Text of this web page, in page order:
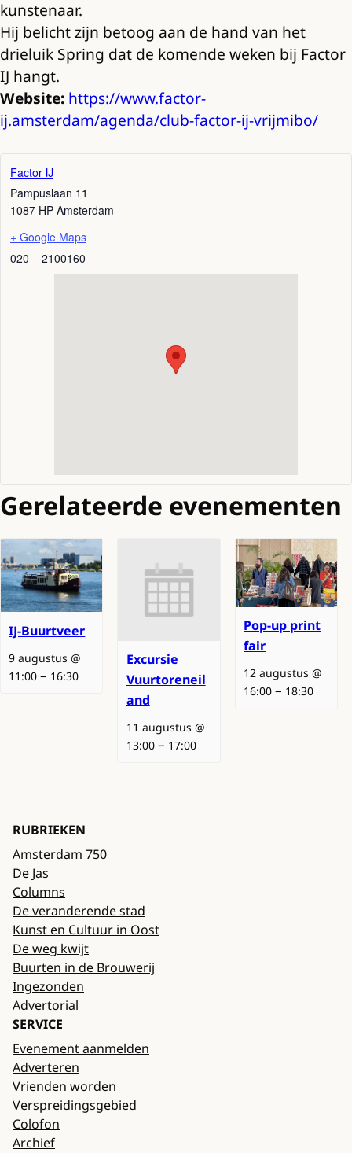
kunstenaar.
Hij belicht zijn betoog aan de hand van het
drieluik Spring dat de komende weken bij Factor
IJ hangt.
Website: https://www.factor-
ij.amsterdam/agenda/club-factor-ij-vrijmibo/
Factor IJ
Pampuslaan 11
1087 HP Amsterdam
+ Google Maps
020 – 2100160
Gerelateerde evenementen
IJ-Buurtveer
9 augustus @
11:00 – 16:30
Excursie
Vuurtoreneil
and
11 augustus @
13:00– 17:00
Pop-up print
fair
12 augustus @
16:00– 18:30
RUBRIEKEN
Amsterdam 750
De Jas
Columns
De veranderende stad
Kunst en Cultuur in Oost
De weg kwijt
Buurten in de Brouwerij
Ingezonden
Advertorial
SERVICE
Evenement aanmelden
Adverteren
Vrienden worden
Verspreidingsgebied
Colofon
Archief